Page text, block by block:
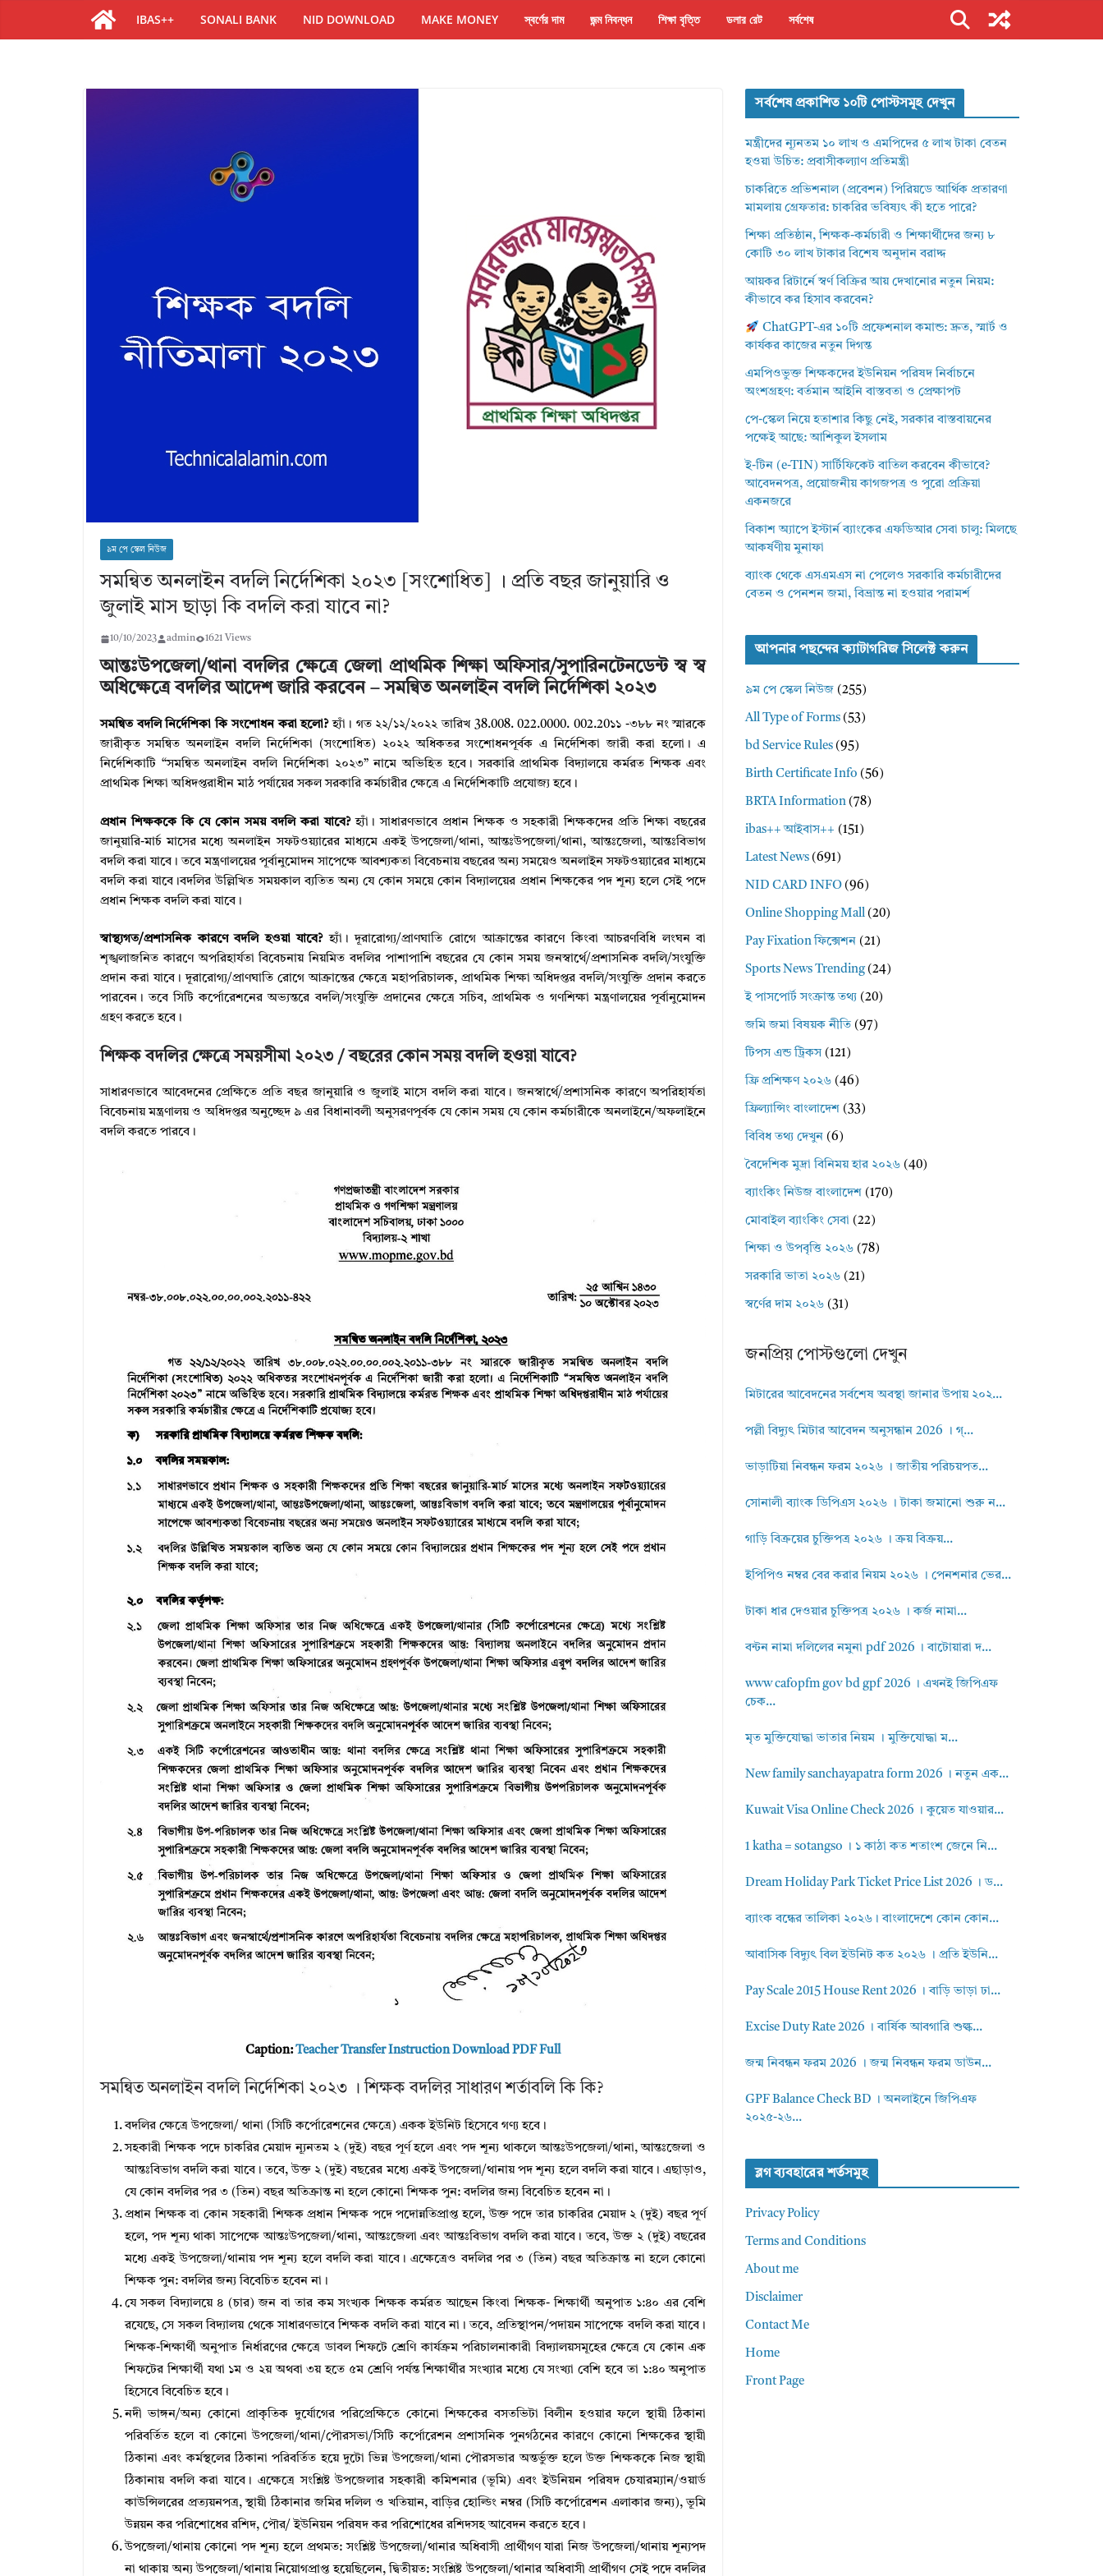
IBAS++ SONALI BANK NID DOWNLOAD MAKE MONEY স্বর্ণের দাম জন্ম নিবন্ধন শিক্ষা বৃত্তি ডলার রেট সর্বশেষ
৯ম পে স্কেল নিউজ
সমন্বিত অনলাইন বদলি নির্দেশিকা ২০২৩ [সংশোধিত] । প্রতি বছর জানুয়ারি ও
জুলাই মাস ছাড়া কি বদলি করা যাবে না?
10/10/2023 admin 1621 Views
আন্তঃউপজেলা/থানা বদলির ক্ষেত্রে জেলা প্রাথমিক শিক্ষা অফিসার/সুপারিনটেনডেন্ট স্ব স্ব
অধিক্ষেত্রে বদলির আদেশ জারি করবেন – সমন্বিত অনলাইন বদলি নির্দেশিকা ২০২৩
সমন্বিত বদলি নির্দেশিকা কি সংশোধন করা হলো?হ্যাঁ। গত ২২/১২/২০২২ তারিখ 38.008. 022.0000. 002.20১১ -৩৮৮ নং স্মারকে
জারীকৃত সমন্বিত অনলাইন বদলি নির্দেশিকা (সংশোধিত) ২০২২ অধিকতর সংশোধনপূর্বক এ নির্দেশিকা জারী করা হলো। এ
নির্দেশিকাটি “সমন্বিত অনলাইন বদলি নির্দেশিকা ২০২৩” নামে অভিহিত হবে। সরকারি প্রাথমিক বিদ্যালয়ে কর্মরত শিক্ষক এবং
প্রাথমিক শিক্ষা অধিদপ্তরাধীন মাঠ পর্যায়ের সকল সরকারি কর্মচারীর ক্ষেত্রে এ নির্দেশিকাটি প্রযোজ্য হবে।
প্রধান শিক্ষককে কি যে কোন সময় বদলি করা যাবে?হ্যাঁ। সাধারণভাবে প্রধান শিক্ষক ও সহকারী শিক্ষকদের প্রতি শিক্ষা বছরের
জানুয়ারি-মার্চ মাসের মধ্যে অনলাইন সফটওয়্যারের মাধ্যমে একই উপজেলা/থানা, আন্তঃউপজেলা/থানা, আন্তঃজেলা, আন্তঃবিভাগ
বদলি করা যাবে। তবে মন্ত্রণালয়ের পূর্বানুমোদন সাপেক্ষে আবশ্যকতা বিবেচনায় বছরের অন্য সময়েও অনলাইন সফটওয়্যারের মাধ্যমে
বদলি করা যাবে।বদলির উল্লিখিত সময়কাল ব্যতিত অন্য যে কোন সময়ে কোন বিদ্যালয়ের প্রধান শিক্ষকের পদ শূন্য হলে সেই পদে
প্রধান শিক্ষক বদলি করা যাবে।
স্বাস্থ্যগত/প্রশাসনিক কারণে বদলি হওয়া যাবে?হ্যাঁ। দূরারোগ্য/প্রাণঘাতি রোগে আক্রান্তের কারণে কিংবা আচরণবিধি লংঘন বা
শৃঙ্খলাজনিত কারণে অপরিহার্যতা বিবেচনায় নিয়মিত বদলির পাশাপাশি বছরের যে কোন সময় জনস্বার্থে/প্রশাসনিক বদলি/সংযুক্তি
প্রদান করা যাবে। দূরারোগ্য/প্রাণঘাতি রোগে আক্রান্তের ক্ষেত্রে মহাপরিচালক, প্রাথমিক শিক্ষা অধিদপ্তর বদলি/সংযুক্তি প্রদান করতে
পারবেন। তবে সিটি কর্পোরেশনের অভ্যন্তরে বদলি/সংযুক্তি প্রদানের ক্ষেত্রে সচিব, প্রাথমিক ও গণশিক্ষা মন্ত্রণালয়ের পূর্বানুমোদন
গ্ৰহণ করতে হবে।
শিক্ষক বদলির ক্ষেত্রে সময়সীমা ২০২৩ / বছরের কোন সময় বদলি হওয়া যাবে?
সাধারণভাবে আবেদনের প্রেক্ষিতে প্রতি বছর জানুয়ারি ও জুলাই মাসে বদলি করা যাবে। জনস্বার্থে/প্রশাসনিক কারণে অপরিহার্যতা
বিবেচনায় মন্ত্রণালয় ও অধিদপ্তর অনুচ্ছেদ ৯ এর বিধানাবলী অনুসরণপূর্বক যে কোন সময় যে কোন কর্মচারীকে অনলাইনে/অফলাইনে
বদলি করতে পারবে।
Caption:Teacher Transfer Instruction Download PDF Full
সমন্বিত অনলাইন বদলি নির্দেশিকা ২০২৩ । শিক্ষক বদলির সাধারণ শর্তাবলি কি কি?
বদলির ক্ষেত্রে উপজেলা/ থানা (সিটি কর্পোরেশনের ক্ষেত্রে) একক ইউনিট হিসেবে গণ্য হবে।
সহকারী শিক্ষক পদে চাকরির মেয়াদ ন্যূনতম ২ (দুই) বছর পূর্ণ হলে এবং পদ শূন্য থাকলে আন্তঃউপজেলা/থানা, আন্তঃজেলা ও
আন্তঃবিভাগ বদলি করা যাবে। তবে, উক্ত ২ (দুই) বছরের মধ্যে একই উপজেলা/থানায় পদ শূন্য হলে বদলি করা যাবে। এছাড়াও,
যে কোন বদলির পর ৩ (তিন) বছর অতিক্রান্ত না হলে কোনো শিক্ষক পুন: বদলির জন্য বিবেচিত হবেন না।
প্রধান শিক্ষক বা কোন সহকারী শিক্ষক প্রধান শিক্ষক পদে পদোন্নতিপ্রাপ্ত হলে, উক্ত পদে তার চাকরির মেয়াদ ২ (দুই) বছর পূর্ণ
হলে, পদ শূন্য থাকা সাপেক্ষে আন্তঃউপজেলা/থানা, আন্তঃজেলা এবং আন্তঃবিভাগ বদলি করা যাবে। তবে, উক্ত ২ (দুই) বছরের
মধ্যে একই উপজেলা/থানায় পদ শূন্য হলে বদলি করা যাবে। এক্ষেত্রেও বদলির পর ৩ (তিন) বছর অতিক্রান্ত না হলে কোনো
শিক্ষক পুন: বদলির জন্য বিবেচিত হবেন না।
যে সকল বিদ্যালয়ে ৪ (চার) জন বা তার কম সংখ্যক শিক্ষক কর্মরত আছেন কিংবা শিক্ষক- শিক্ষার্থী অনুপাত ১:৪০ এর বেশি
রযেছে, সে সকল বিদ্যালয় থেকে সাধারণভাবে শিক্ষক বদলি করা যাবে না। তবে, প্রতিস্থাপন/পদায়ন সাপেক্ষে বদলি করা যাবে।
শিক্ষক-শিক্ষার্থী অনুপাত নির্ধারণের ক্ষেত্রে ডাবল শিফটে শ্রেণি কার্যক্রম পরিচালনাকারী বিদ্যালয়সমূহের ক্ষেত্রে যে কোন এক
শিফটের শিক্ষার্থী যথা ১ম ও ২য় অথবা ৩য় হতে ৫ম শ্রেণি পর্যন্ত শিক্ষার্থীর সংখ্যার মধ্যে যে সংখ্যা বেশি হবে তা ১:৪০ অনুপাত
হিসেবে বিবেচিত হবে।
নদী ভাঙ্গন/অন্য কোনো প্রাকৃতিক দুর্যোগের পরিপ্রেক্ষিতে কোনো শিক্ষকের বসতভিটা বিলীন হওয়ার ফলে স্থায়ী ঠিকানা
পরিবর্তিত হলে বা কোনো উপজেলা/থানা/পৌরসভা/সিটি কর্পোরেশন প্রশাসনিক পুনর্গঠনের কারণে কোনো শিক্ষকের স্থায়ী
ঠিকানা এবং কর্মস্থলের ঠিকানা পরিবর্তিত হয়ে দুটো ভিন্ন উপজেলা/থানা পৌরসভার অন্তর্ভুক্ত হলে উক্ত শিক্ষককে নিজ স্থায়ী
ঠিকানায় বদলি করা যাবে। এক্ষেত্রে সংশ্লিষ্ট উপজেলার সহকারী কমিশনার (ভূমি) এবং ইউনিয়ন পরিষদ চেযারম্যান/ওয়ার্ড
কাউন্সিলরের প্রত্যয়নপত্র, স্থায়ী ঠিকানার জমির দলিল ও খতিয়ান, বাড়ির হোল্ডিং নম্বর (সিটি কর্পোরেশন এলাকার জন্য), ভূমি
উন্নয়ন কর পরিশোধের রশিদ, পৌর/ ইউনিয়ন পরিষদ কর পরিশোধের রশিদসহ আবেদন করতে হবে।
উপজেলা/থানায় কোনো পদ শূন্য হলে প্রথমত: সংশ্লিষ্ট উপজেলা/থানার অধিবাসী প্রার্থীগণ যারা নিজ উপজেলা/থানায় শূন্যপদ
না থাকায় অন্য উপজেলা/থানায় নিয়োগপ্রাপ্ত হয়েছিলেন, দ্বিতীয়ত: সংশ্লিষ্ট উপজেলা/থানার অধিবাসী প্রার্থীগণ সেই পদে বদলির
সর্বশেষ প্রকাশিত ১০টি পোস্টসমূহ দেখুন
মন্ত্রীদের ন্যূনতম ১০ লাখ ও এমপিদের ৫ লাখ টাকা বেতন
হওয়া উচিত: প্রবাসীকল্যাণ প্রতিমন্ত্রী
চাকরিতে প্রভিশনাল (প্রবেশন) পিরিয়ডে আর্থিক প্রতারণা
মামলায় গ্রেফতার: চাকরির ভবিষ্যৎ কী হতে পারে?
শিক্ষা প্রতিষ্ঠান, শিক্ষক-কর্মচারী ও শিক্ষার্থীদের জন্য ৮
কোটি ৩০ লাখ টাকার বিশেষ অনুদান বরাদ্দ
আয়কর রিটার্নে স্বর্ণ বিক্রির আয় দেখানোর নতুন নিয়ম:
কীভাবে কর হিসাব করবেন?
ChatGPT-এর ১০টি প্রফেশনাল কমান্ড: দ্রুত, স্মার্ট ও
কার্যকর কাজের নতুন দিগন্ত
এমপিওভুক্ত শিক্ষকদের ইউনিয়ন পরিষদ নির্বাচনে
অংশগ্রহণ: বর্তমান আইনি বাস্তবতা ও প্রেক্ষাপট
পে-স্কেল নিয়ে হতাশার কিছু নেই, সরকার বাস্তবায়নের
পক্ষেই আছে: আশিকুল ইসলাম
ই-টিন (e-TIN) সার্টিফিকেট বাতিল করবেন কীভাবে?
আবেদনপত্র, প্রয়োজনীয় কাগজপত্র ও পুরো প্রক্রিয়া
একনজরে
বিকাশ অ্যাপে ইস্টার্ন ব্যাংকের এফডিআর সেবা চালু: মিলছে
আকর্ষণীয় মুনাফা
ব্যাংক থেকে এসএমএস না পেলেও সরকারি কর্মচারীদের
বেতন ও পেনশন জমা, বিভ্রান্ত না হওয়ার পরামর্শ
আপনার পছন্দের ক্যাটাগরিজ সিলেক্ট করুন
৯ম পে স্কেল নিউজ (255)
All Type of Forms (53)
bd Service Rules (95)
Birth Certificate Info (56)
BRTA Information (78)
ibas++ আইবাস++ (151)
Latest News (691)
NID CARD INFO (96)
Online Shopping Mall (20)
Pay Fixation ফিক্সেশন (21)
Sports News Trending(24)
ই পাসপোর্ট সংক্রান্ত তথ্য (20)
জমি জমা বিষয়ক নীতি (97)
টিপস এন্ড ট্রিকস (121)
ফ্রি প্রশিক্ষণ ২০২৬ (46)
ফ্রিল্যান্সিং বাংলাদেশ (33)
বিবিধ তথ্য দেখুন (6)
বৈদেশিক মুদ্রা বিনিময় হার ২০২৬ (40)
ব্যাংকিং নিউজ বাংলাদেশ (170)
মোবাইল ব্যাংকিং সেবা (22)
শিক্ষা ও উপবৃত্তি ২০২৬ (78)
সরকারি ভাতা ২০২৬ (21)
স্বর্ণের দাম ২০২৬ (31)
জনপ্রিয় পোস্টগুলো দেখুন
মিটারের আবেদনের সর্বশেষ অবস্থা জানার উপায় ২০২...
পল্লী বিদ্যুৎ মিটার আবেদন অনুসন্ধান 2026 । গ্...
ভাড়াটিয়া নিবন্ধন ফরম ২০২৬ । জাতীয় পরিচয়পত...
সোনালী ব্যাংক ডিপিএস ২০২৬ । টাকা জমানো শুরু ন...
গাড়ি বিক্রয়ের চুক্তিপত্র ২০২৬ । ক্রয় বিক্রয়...
ইপিপিও নম্বর বের করার নিয়ম ২০২৬ । পেনশনার ভের...
টাকা ধার দেওয়ার চুক্তিপত্র ২০২৬ । কর্জ নামা...
বন্টন নামা দলিলের নমুনা pdf 2026 । বাটোয়ারা দ...
www cafopfm gov bd gpf 2026 । এখনই জিপিএফ
চেক...
মৃত মুক্তিযোদ্ধা ভাতার নিয়ম । মুক্তিযোদ্ধা ম...
New family sanchayapatra form 2026 । নতুন এক...
Kuwait Visa Online Check 2026 । কুয়েত যাওয়ার...
1 katha = sotangso । ১ কাঠা কত শতাংশ জেনে নি...
Dream Holiday Park Ticket Price List 2026 । ড...
ব্যাংক বন্ধের তালিকা ২০২৬। বাংলাদেশে কোন কোন...
আবাসিক বিদ্যুৎ বিল ইউনিট কত ২০২৬ । প্রতি ইউনি...
Pay Scale 2015 House Rent 2026 । বাড়ি ভাড়া ঢা...
Excise Duty Rate 2026 । বার্ষিক আবগারি শুল্ক...
জন্ম নিবন্ধন ফরম 2026 । জন্ম নিবন্ধন ফরম ডাউন...
GPF Balance Check BD । অনলাইনে জিপিএফ
২০২৫-২৬...
ব্লগ ব্যবহারের শর্তসমুহ
Privacy Policy
Terms and Conditions
About me
Disclaimer
Contact Me
Home
Front Page